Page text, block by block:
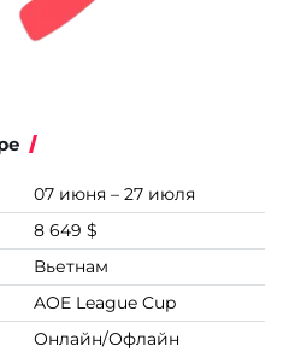
07 июня – 27 июля
8 649 $
Вьетнам
AOE League Cup
Онлайн/Офлайн